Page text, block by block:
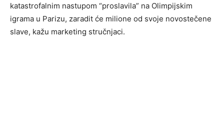
katastrofalnim nastupom “proslavila” na Olimpijskim
igrama u Parizu, zaradit će milione od svoje novostečene
slave, kažu marketing stručnjaci.